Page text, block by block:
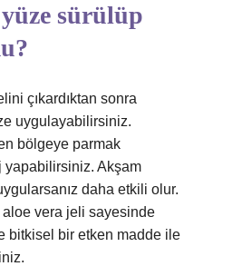
sürülüp
çıkardıktan sonra
uygulayabilirsiniz.
bölgeye parmak
yapabilirsiniz. Akşam
daha etkili olur.
vera jeli sayesinde
bitkisel bir etken madde ile